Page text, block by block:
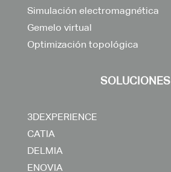
Simulación electromagnética
Gemelo virtual
Optimización topológica
SOLUCIONES
3DEXPERIENCE
CATIA
DELMIA
ENOVIA